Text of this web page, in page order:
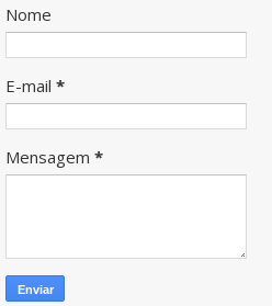
Nome
E-mail *
Mensagem *